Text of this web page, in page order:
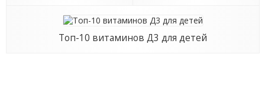
Топ-10 витаминов Д3 для детей